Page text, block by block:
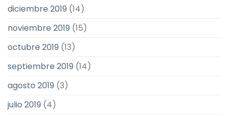
diciembre 2019 (14)
noviembre 2019 (15)
octubre 2019 (13)
septiembre 2019 (14)
agosto 2019 (3)
julio 2019 (4)